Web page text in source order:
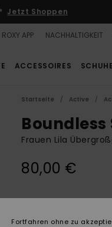
Jetzt Shoppen
ROXY APP NACHHALTIGKEIT
ACCESSOIRES SCHUHE
Startseite Active
Frauen Lila
80,00 €
Fortfahren ohne zu